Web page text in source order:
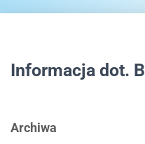
Informacja dot.
Archiwa